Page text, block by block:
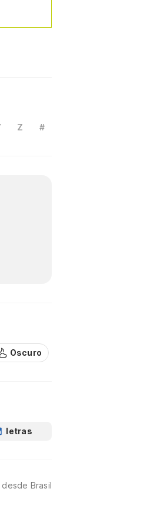
Z #
Oscuro
letras
desde Brasil